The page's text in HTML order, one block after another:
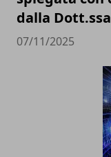
dalla
07/11/2025